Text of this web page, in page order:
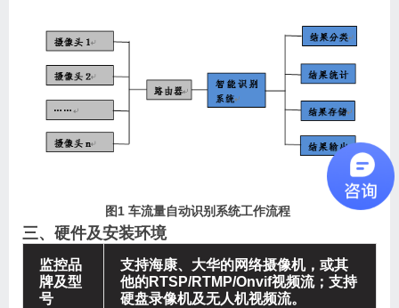
图1 车流量自动识别系统工作流程
三、硬件及安装环境
监控品
牌及型
号
支持海康、大华的网络摄像机，或其
他的RTSP/RTMP/Onvif视频流；支持
硬盘录像机及无人机视频流。